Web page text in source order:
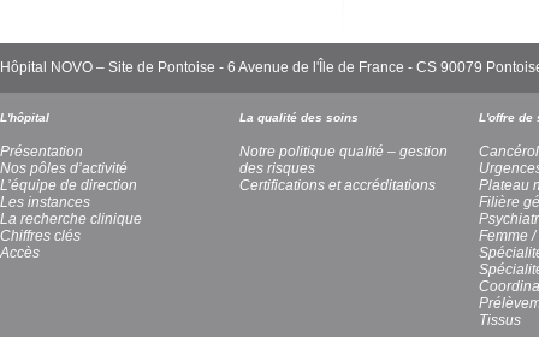
Hôpital NOVO – Site de Pontoise - 6 Avenue de l'Île de France - CS 90079
L'hôpital
Présentation
Nos pôles d’activité
L’équipe de direction
Les instances
La recherche clinique
Chiffres clés
Accès
La qualité des soins
Notre politique qualité – gestion
des risques
Certifications et accréditations
L'offre de
Plateau
Filière
Femme /
Tissus